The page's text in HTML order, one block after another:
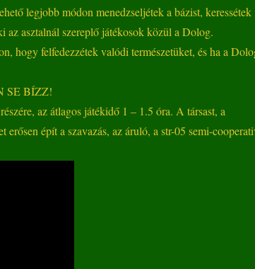
legjobb módon menedzseljétek a bázist, keressétek
az asztalnál szereplő játékosok közül a Dolog.
hogy felfedezzétek valódi természetüket, és ha a
SE BÍZZ!
az átlagos játékidő 1 – 1.5 óra. A társast, a
épít a szavazás, az áruló, a str-05 semi-